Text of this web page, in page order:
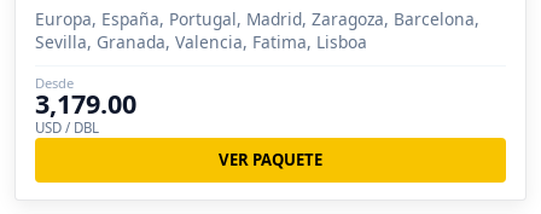
Europa, España, Portugal, Madrid, Zaragoza, Barcelona,
Sevilla, Granada, Valencia, Fatima, Lisboa
Desde
3,179.00
USD / DBL
VER PAQUETE